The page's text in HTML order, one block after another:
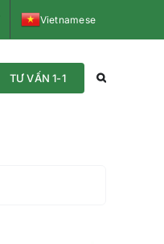
Vietnamese
TƯ VẤN 1-1